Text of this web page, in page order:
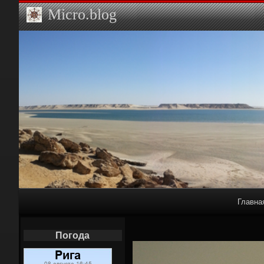
Micro.blog
Погода